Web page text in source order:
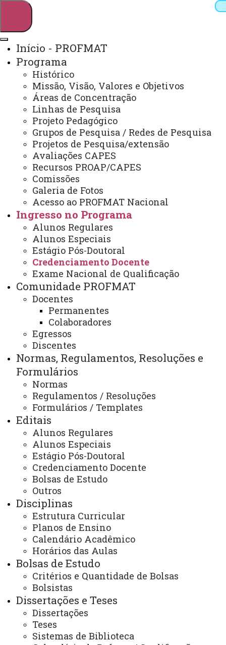
Webmail Sistemas
Arquivo Virtual
Campus
Início - PROFMAT
Programa
Histórico
Missão, Visão, Valores e Objetivos
Áreas de Concentração
Linhas de Pesquisa
Projeto Pedagógico
Grupos de Pesquisa / Redes de Pesquisa
Projetos de Pesquisa/extensão
Avaliações CAPES
Recursos PROAP/CAPES
Comissões
Galeria de Fotos
Acesso ao PROFMAT Nacional
Ingresso no Programa
Alunos Regulares
Alunos Especiais
Estágio Pós-Doutoral
Credenciamento Docente
Exame Nacional de Qualificação
Comunidade PROFMAT
Docentes
Permanentes
Colaboradores
Egressos
Discentes
Normas, Regulamentos, Resoluções e
Formulários
Normas
Regulamentos / Resoluções
Formulários / Templates
Editais
Alunos Regulares
Alunos Especiais
Estágio Pós-Doutoral
Credenciamento Docente
Bolsas de Estudo
Outros
Disciplinas
Estrutura Curricular
Planos de Ensino
Calendário Acadêmico
Horários das Aulas
Bolsas de Estudo
Critérios e Quantidade de Bolsas
Bolsistas
Dissertações e Teses
Dissertações
Teses
Sistemas de Biblioteca
Mestrado Profissional em Matemática
Credenciamento Docente
ATUALIZAÇÃO MAIS RECENTE: 29 DE JANEIRO DE
2025
ACESSOS: 669
Horário de Atendimento:
Segunda à sexta
cascavel.profmat@unioeste.br
Você está aqui:Unioeste
PROFMAT - Mestrado Profissional em Matemática -
Cascavel
Ingresso no Programa
Credenciamento Docente
ACESSE
Acesso Restrito (Editores do Portal)
Arquivo Virtual
Bibliotecas
Identidade Visual
Mapa do Site
Ouvidoria